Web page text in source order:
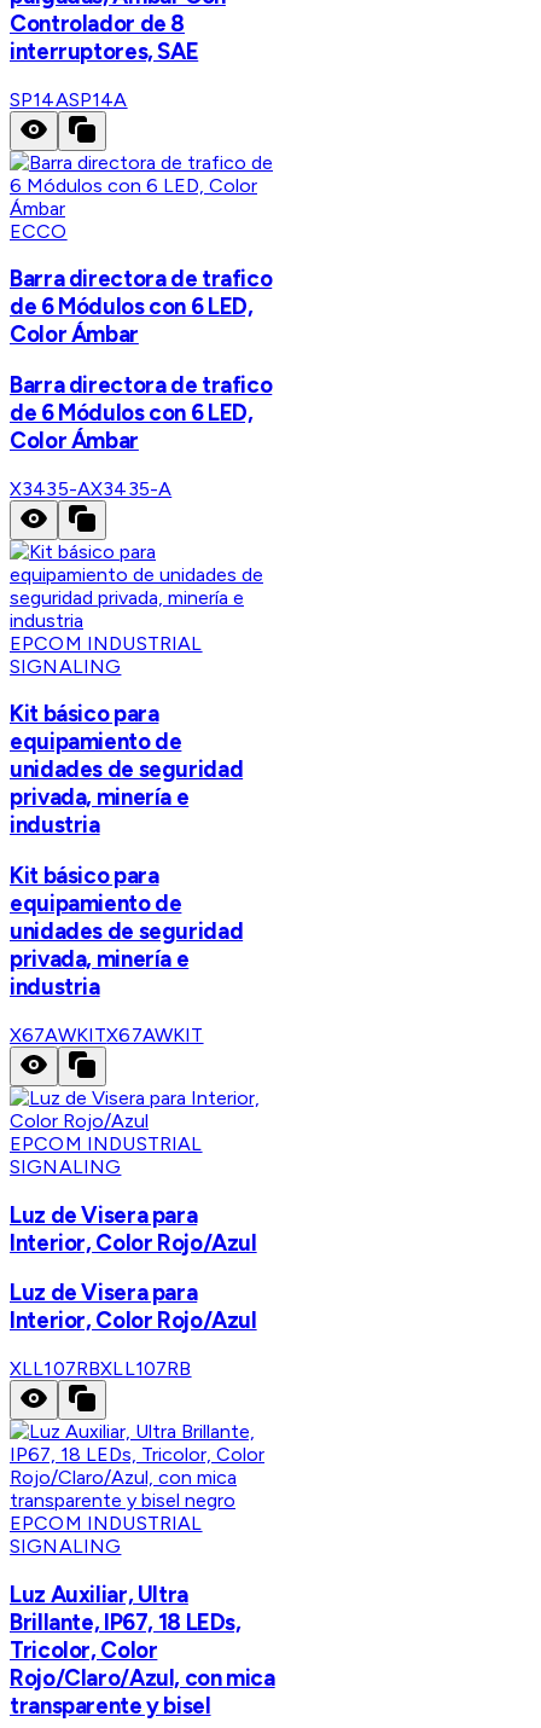
Controlador de 8
interruptores, SAE
SP14ASP14A
ECCO
Barra directora de trafico
de 6 Módulos con 6 LED,
Color Ámbar
Barra directora de trafico
de 6 Módulos con 6 LED,
Color Ámbar
X3435-AX3435-A
EPCOM INDUSTRIAL
SIGNALING
Kit básico para
equipamiento de
unidades de seguridad
privada, minería e
industria
Kit básico para
equipamiento de
unidades de seguridad
privada, minería e
industria
X67AWKITX67AWKIT
EPCOM INDUSTRIAL
SIGNALING
Luz de Visera para
Interior, Color Rojo/Azul
Luz de Visera para
Interior, Color Rojo/Azul
XLL107RBXLL107RB
EPCOM INDUSTRIAL
SIGNALING
Luz Auxiliar, Ultra
Brillante, IP67, 18 LEDs,
Tricolor, Color
Rojo/Claro/Azul, con mica
transparente y bisel